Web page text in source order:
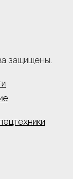
защищены.